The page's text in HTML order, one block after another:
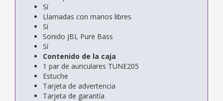
Sí
Llamadas con manos libres
Sí
Sonido JBL Pure Bass
Sí
Contenido de la caja
1 par de auriculares TUNE205
Estuche
Tarjeta de advertencia
Tarjeta de garantía